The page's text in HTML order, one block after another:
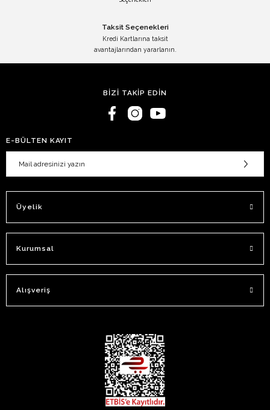
Taksit Seçenekleri
Kredi Kartlarına taksit
avantajlarından yararlanın.
BİZİ TAKİP EDİN
E-BÜLTEN KAYIT
Üyelik
Kurumsal
Alışveriş